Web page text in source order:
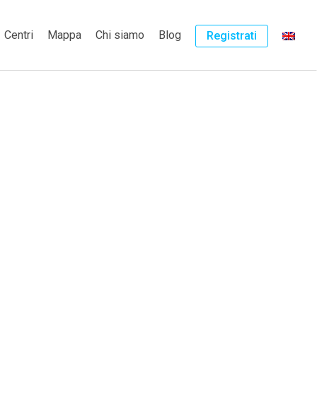
Centri Mappa Chi siamo Blog Registrati